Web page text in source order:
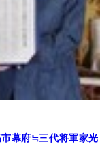
市幕府≒三代将軍家光